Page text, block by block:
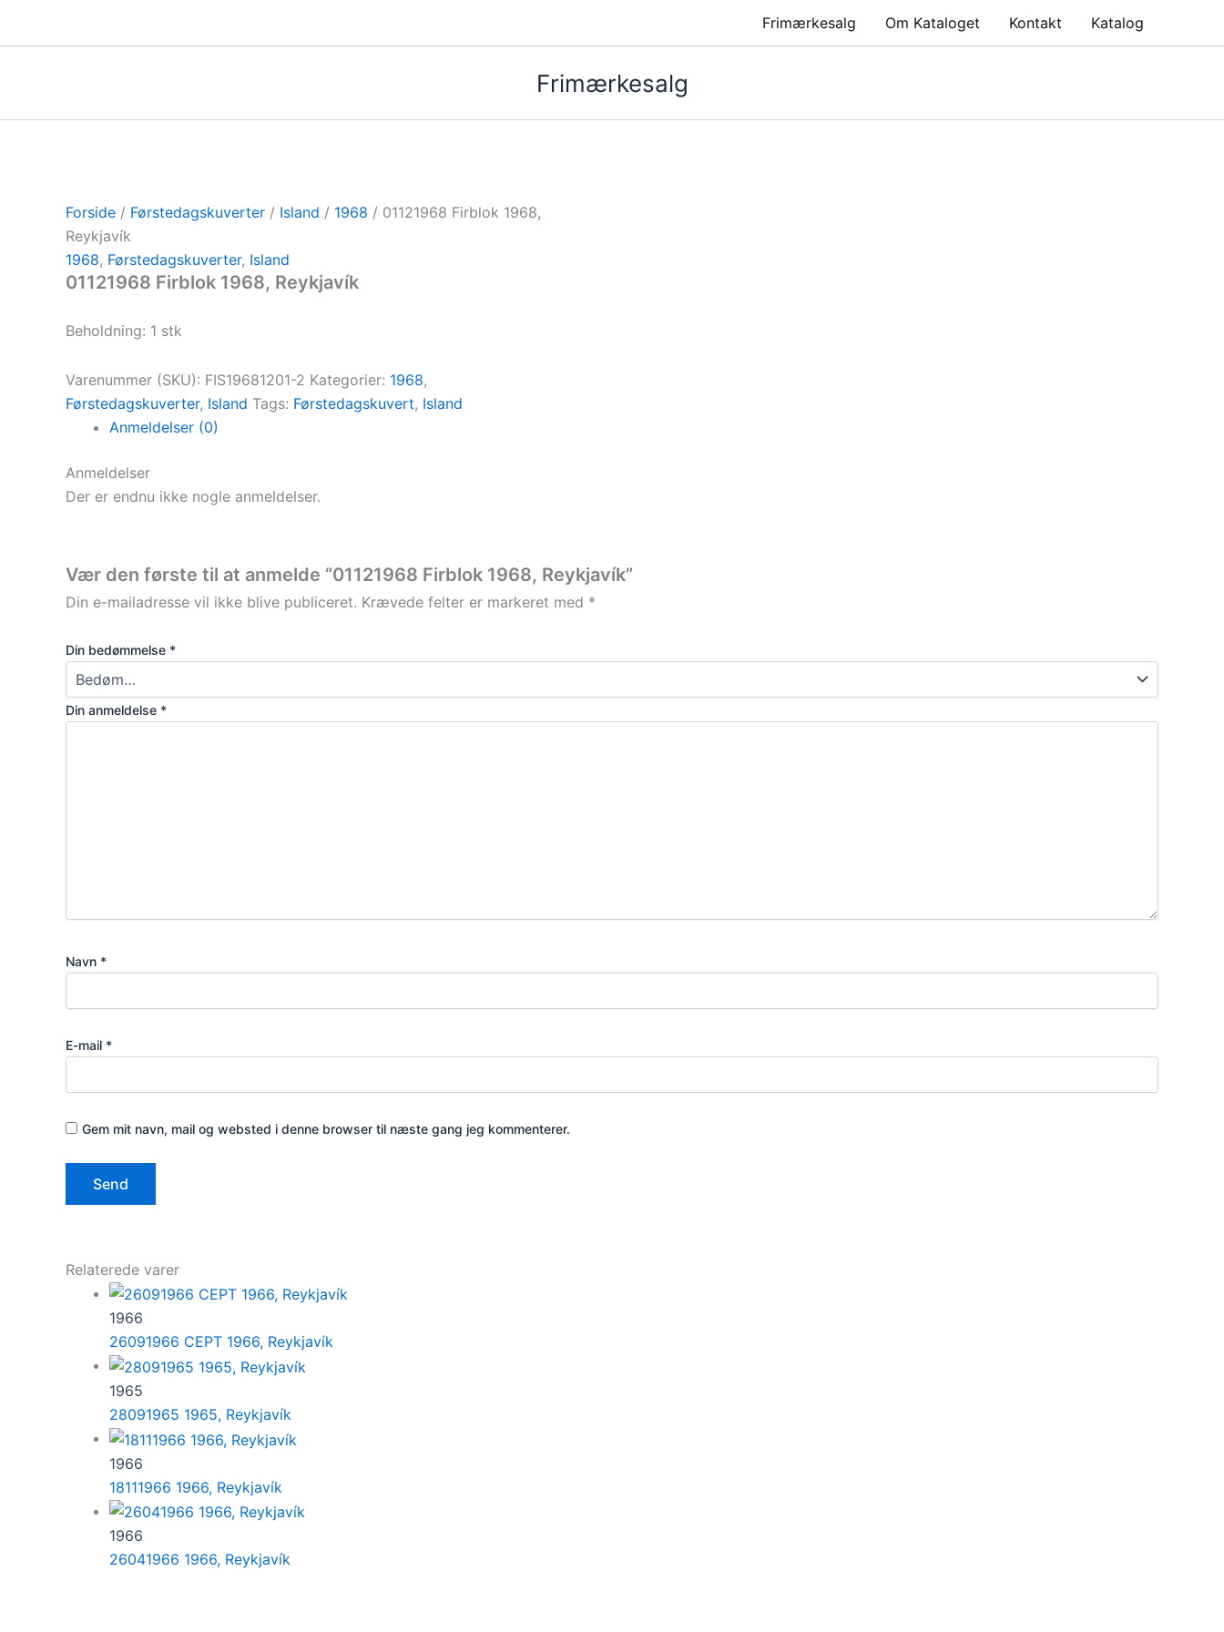
Frimærkesalg Om Kataloget Kontakt Katalog
Frimærkesalg
Forside / Førstedagskuverter / Island / 1968 / 01121968 Firblok 1968,
Reykjavík
1968, Førstedagskuverter, Island
01121968 Firblok 1968, Reykjavík
Beholdning: 1 stk
Varenummer (SKU): FIS19681201-2 Kategorier: 1968,
Førstedagskuverter, Island Tags: Førstedagskuvert, Island
Anmeldelser (0)
Anmeldelser
Der er endnu ikke nogle anmeldelser.
Vær den første til at anmelde “01121968 Firblok 1968, Reykjavík”
Din e-mailadresse vil ikke blive publiceret. Krævede felter er markeret med *
Din bedømmelse *
Din anmeldelse *
Navn *
E-mail *
Gem mit navn, mail og websted i denne browser til næste gang jeg kommenterer.
Relaterede varer
1966
26091966 CEPT 1966, Reykjavík
1965
28091965 1965, Reykjavík
1966
18111966 1966, Reykjavík
1966
26041966 1966, Reykjavík